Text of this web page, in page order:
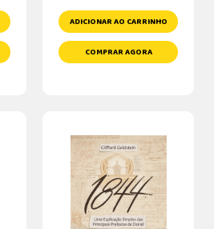
ADICIONAR AO CARRINHO
COMPRAR AGORA